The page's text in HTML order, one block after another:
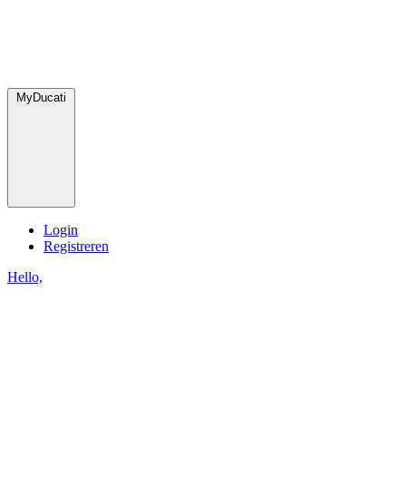
MyDucati
Login
Registreren
Hello,